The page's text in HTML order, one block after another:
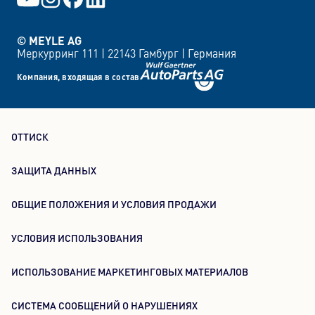
© MEYLE AG
Меркурринг 111 | 22143 Гамбург | Германия
Компания, входящая в состав
ОТТИСК
ЗАЩИТА ДАННЫХ
ОБЩИЕ ПОЛОЖЕНИЯ И УСЛОВИЯ ПРОДАЖИ
УСЛОВИЯ ИСПОЛЬЗОВАНИЯ
ИСПОЛЬЗОВАНИЕ МАРКЕТИНГОВЫХ МАТЕРИАЛОВ
СИСТЕМА СООБЩЕНИЙ О НАРУШЕНИЯХ